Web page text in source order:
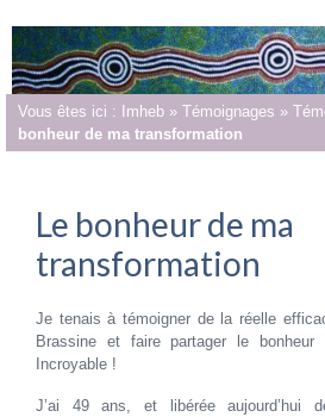
Vous êtes ici : Imheb » Témoignages »
bonheur de ma transformation
Le bonheur de ma
transformation
Je tenais à témoigner de la réelle
Brassine et faire partager le
Incroyable !
J’ai 49 ans, et libérée